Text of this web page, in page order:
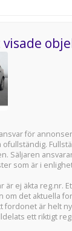
visade
för
ofullständig.
Säljaren
som är i
är ej äkta reg.nr.
om det aktuella
fordonet är helt
ett riktigt